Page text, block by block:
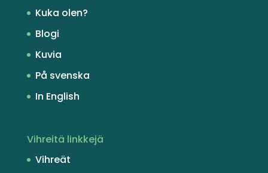
Kuka olen?
Blogi
Kuvia
På svenska
In English
Vihreitä linkkejä
Vihreät